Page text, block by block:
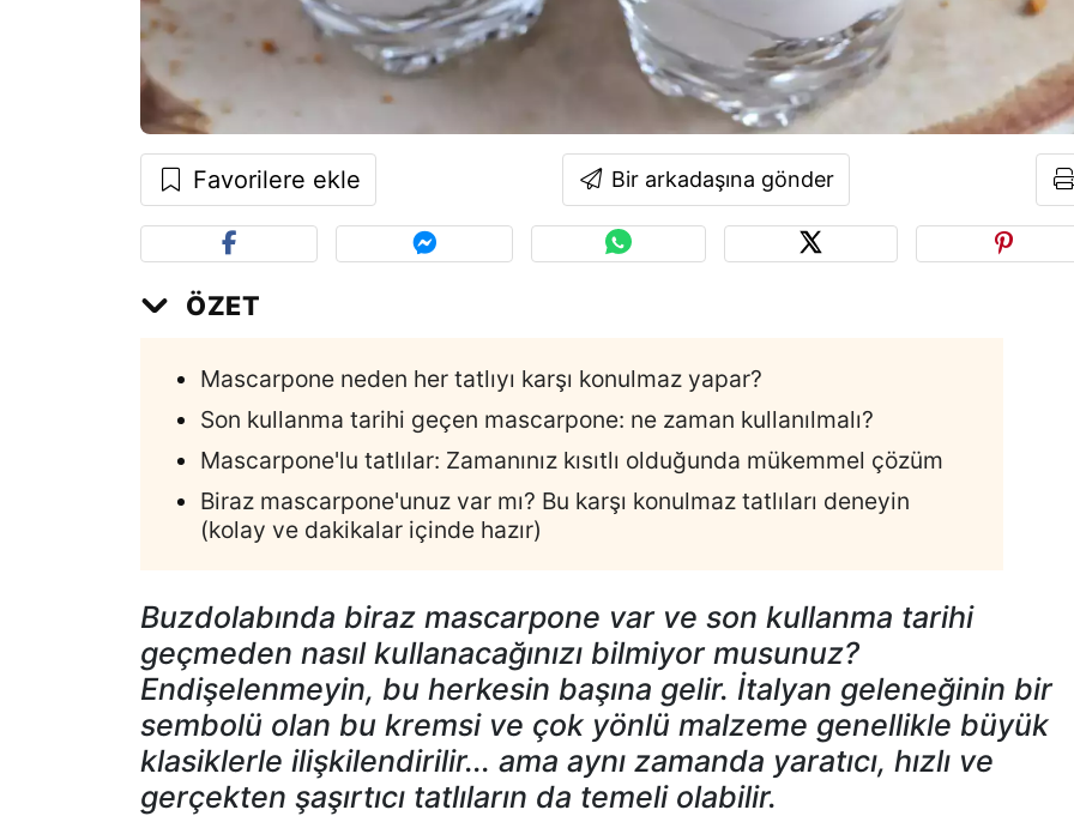
Favorilere ekle Bir arkadaşına gönder
ÖZET
Mascarpone neden her tatlıyı karşı konulmaz yapar?
Son kullanma tarihi geçen mascarpone: ne zaman kullanılmalı?
Mascarpone'lu tatlılar: Zamanınız kısıtlı olduğunda mükemmel çözüm
Biraz mascarpone'unuz var mı? Bu karşı konulmaz tatlıları deneyin
(kolay ve dakikalar içinde hazır)
Buzdolabında biraz mascarpone var ve son kullanma tarihi
geçmeden nasıl kullanacağınızı bilmiyor musunuz?
Endişelenmeyin, bu herkesin başına gelir. İtalyan geleneğinin bir
sembolü olan bu kremsi ve çok yönlü malzeme genellikle büyük
klasiklerle ilişkilendirilir... ama aynı zamanda yaratıcı, hızlı ve
gerçekten şaşırtıcı tatlıların da temeli olabilir.